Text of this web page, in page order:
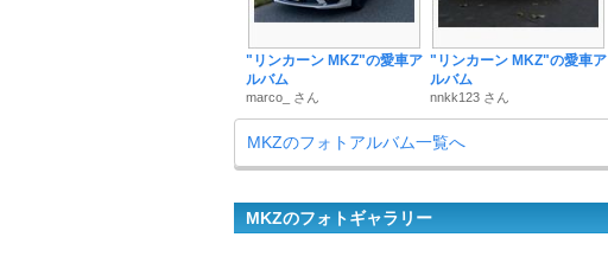
"リンカーン MKZ"の愛車ア
ルバム
marco_ さん
"リンカーン MKZ"の愛車ア
ルバム
nnkk123 さん
MKZのフォトアルバム一覧へ
MKZのフォトギャラリー